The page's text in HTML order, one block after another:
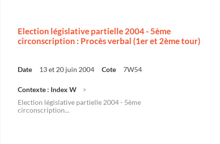
Election législative partielle 2004 - 5ème
circonscription : Procès verbal (1er et 2ème tour)
Date 13 et 20 juin 2004 Cote 7W54
Contexte : Index W
Election législative partielle 2004 - 5ème
circonscription...